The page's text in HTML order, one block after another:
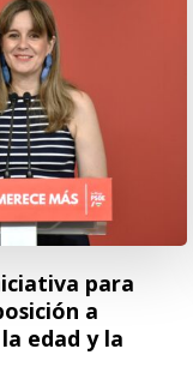
para
a
edad y la